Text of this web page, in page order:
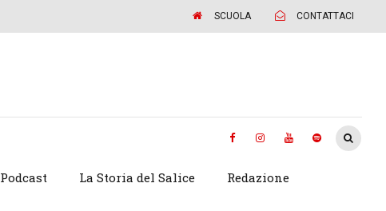
SCUOLA CONTATTACI
Podcast La Storia del Salice Redazione